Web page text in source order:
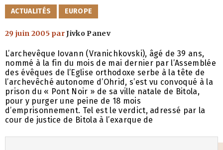
CATÉGORIES
ACTUALITÉS EUROPE
29 juin 2005 parJivko Panev
L’archevêque Iovann (Vranichkovski), âgé de 39 ans,
nommé à la fin du mois de mai dernier par l’Assemblée
des évêques de l’Eglise orthodoxe serbe à la tête de
l’archevêché autonome d’Ohrid, s’est vu convoqué à la
prison du « Pont Noir » de sa ville natale de Bitola,
pour y purger une peine de 18 mois
d’emprisonnement. Tel est le verdict, adressé par la
cour de justice de Bitola à l’exarque de